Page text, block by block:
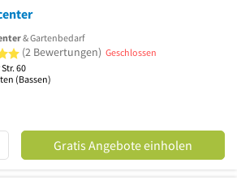
& Gartenbedarf
5 von 5 Sternen
(2 Bewertungen) Geschlossen
60
(Bassen)
Gratis Angebote einholen